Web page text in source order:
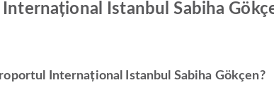
Istanbul Sabiha
Internațional Istanbul Sabiha Gökçen?